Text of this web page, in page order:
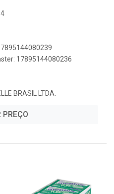
17895144080236
BRASIL LTDA.
PREÇO